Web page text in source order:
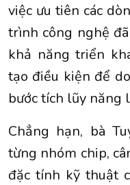
việc ưu tiên các
trình công nghệ
khả năng triển
tạo điều kiện để
bước tích lũy năng
Chẳng hạn, bà
từng nhóm chip,
đặc tính kỹ thuật